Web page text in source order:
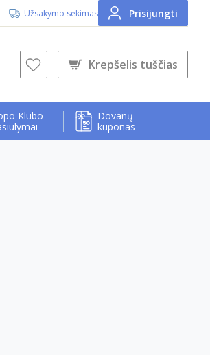
Užsakymo sekimas Prisijungti
Krepšelis tuščias
Klubo
Dovanų
kuponas